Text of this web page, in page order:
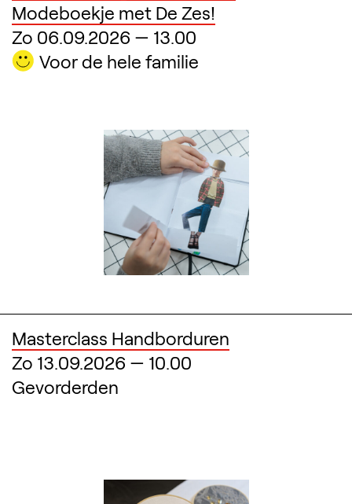
Modeboekje met De Zes!
Zo 06.09.2026 — 13.00
Voor de hele familie
Masterclass Handborduren
Zo 13.09.2026 — 10.00
Gevorderden